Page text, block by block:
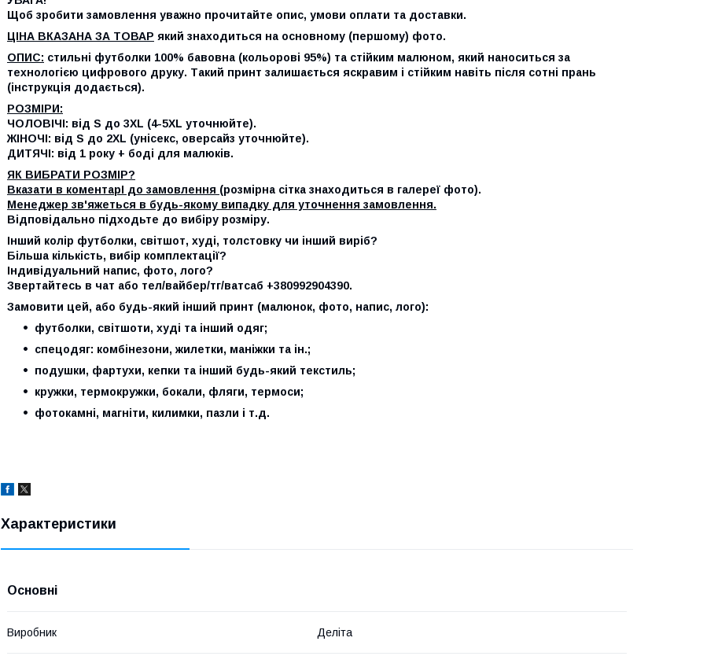
Щоб зробити замовлення уважно прочитайте опис, умови оплати та доставки.
ЦІНА ВКАЗАНА ЗА ТОВАР який знаходиться на основному (першому) фото.
ОПИС: стильні футболки 100% бавовна (кольорові 95%) та стійким малюном, який наноситься за
технологією цифрового друку. Такий принт залишається яскравим і стійким навіть після сотні прань
(інструкція додається).
РОЗМІРИ:
ЧОЛОВІЧІ: від S до 3XL (4-5XL уточнюйте).
ЖІНОЧІ: від S до 2XL (унісекс, оверсайз уточнюйте).
ДИТЯЧІ: від 1 року + боді для малюків.
ЯК ВИБРАТИ РОЗМІР?
Вказати в коментарІ до замовлення (розмірна сітка знаходиться в галереї фото).
Менеджер зв'яжеться в будь-якому випадку для уточнення замовлення.
Відповідально підходьте до вибіру розміру.
Інший колір футболки, світшот, худі, толстовку чи інший виріб?
Більша кількість, вибір комплектації?
Індивідуальний напис, фото, лого?
Звертайтесь в чат або тел/вайбер/тг/ватсаб +380992904390.
Замовити цей, або будь-який інший принт (малюнок, фото, напис, лого):
футболки, світшоти, худі та інший одяг;
спецодяг: комбінезони, жилетки, маніжки та ін.;
подушки, фартухи, кепки та інший будь-який текстиль;
кружки, термокружки, бокали, фляги, термоси;
фотокамні, магніти, килимки, пазли і т.д.
Характеристики
Основні
Виробник Деліта